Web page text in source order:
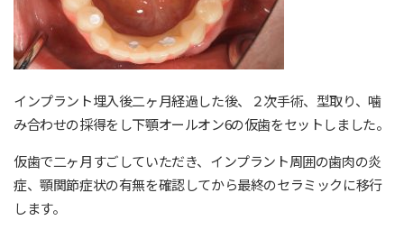
インプラント埋入後二ヶ月経過した後、２次手術、型取り、噛
み合わせの採得をし下顎オールオン6の仮歯をセットしました。
仮歯で二ヶ月すごしていただき、インプラント周囲の歯肉の炎
症、顎関節症状の有無を確認してから最終のセラミックに移行
します。